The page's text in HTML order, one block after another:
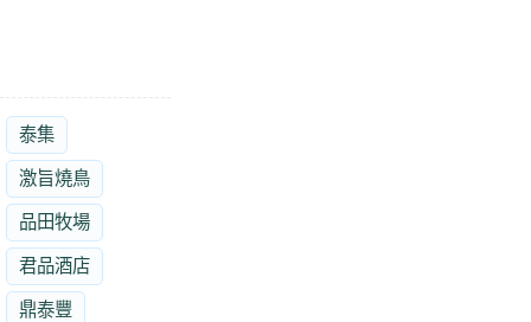
泰集
激旨燒鳥
品田牧場
君品酒店
鼎泰豐